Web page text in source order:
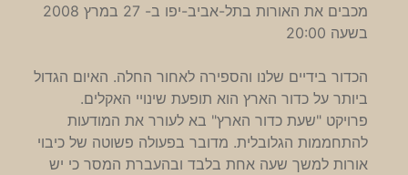
מכבים את האורות בתל-אביב-יפו ב- 27 במרץ 2008
בשעה 20:00
הכדור בידיים שלנו והספירה לאחור החלה. האיום הגדול
ביותר על כדור הארץ הוא תופעת שינויי האקלים.
פרויקט "שעת כדור הארץ" בא לעורר את המודעות
להתחממות הגלובלית. מדובר בפעולה פשוטה של כיבוי
אורות למשך שעה אחת בלבד ובהעברת המסר כי יש